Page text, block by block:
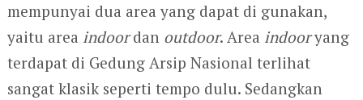
mempunyai dua area yang dapat di gunakan,
yaitu area indoordan outdoor. Area indooryang
terdapat di Gedung Arsip Nasional terlihat
sangat klasik seperti tempo dulu. Sedangkan